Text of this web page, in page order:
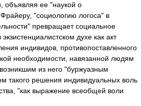
объявляя ее "наукой о
"социологию логоса" в
превращает социальное
духе как акт
индивидов, противопоставленного
необходимости, навязанной людям
из него "буржуазным
такого решения индивидуальных воль
"как выражение всеобщей воли